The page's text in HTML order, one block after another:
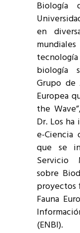
Biología
en
biología
Grupo
Europea
the
Dr. Los
e-Ciencia
que se
Servicio
sobre
proyectos
Fauna
(ENBI).